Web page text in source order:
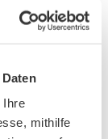
Ihre
mithilfe